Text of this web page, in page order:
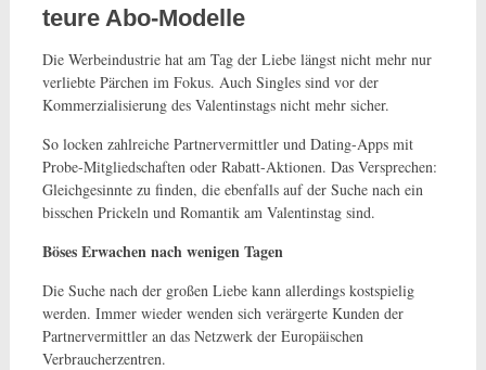
teure Abo-Modelle
Die Werbeindustrie hat am Tag der Liebe längst nicht mehr nur
verliebte Pärchen im Fokus. Auch Singles sind vor der
Kommerzialisierung des Valentinstags nicht mehr sicher.
So locken zahlreiche Partnervermittler und Dating-Apps mit
Probe-Mitgliedschaften oder Rabatt-Aktionen. Das Versprechen:
Gleichgesinnte zu finden, die ebenfalls auf der Suche nach ein
bisschen Prickeln und Romantik am Valentinstag sind.
Böses Erwachen nach wenigen Tagen
Die Suche nach der großen Liebe kann allerdings kostspielig
werden. Immer wieder wenden sich verärgerte Kunden der
Partnervermittler an das Netzwerk der Europäischen
Verbraucherzentren.